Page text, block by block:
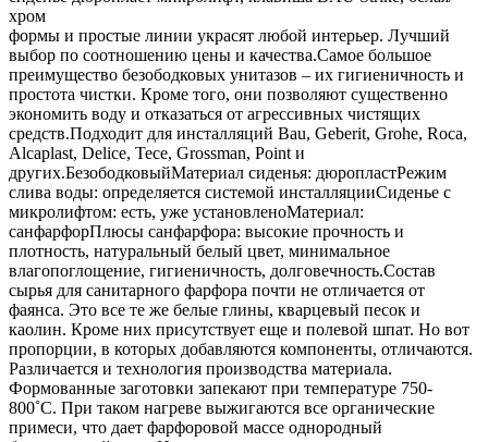
хром
формы и простые линии украсят любой интерьер. Лучший
выбор по соотношению цены и качества.Самое большое
преимущество безободковых унитазов – их гигиеничность и
простота чистки. Кроме того, они позволяют существенно
экономить воду и отказаться от агрессивных чистящих
средств.Подходит для инсталляций Bau, Geberit, Grohe, Roca,
Alcaplast, Delice, Tece, Grossman, Point и
других.БезободковыйМатериал сиденья: дюропластРежим
слива воды: определяется системой инсталляцииСиденье с
микролифтом: есть, уже установленоМатериал:
санфарфорПлюсы санфарфора: высокие прочность и
плотность, натуральный белый цвет, минимальное
влагопоглощение, гигиеничность, долговечность.Состав
сырья для санитарного фарфора почти не отличается от
фаянса. Это все те же белые глины, кварцевый песок и
каолин. Кроме них присутствует еще и полевой шпат. Но вот
пропорции, в которых добавляются компоненты, отличаются.
Различается и технология производства материала.
Формованные заготовки запекают при температуре 750-
800˚С. При таком нагреве выжигаются все органические
примеси, что дает фарфоровой массе однородный